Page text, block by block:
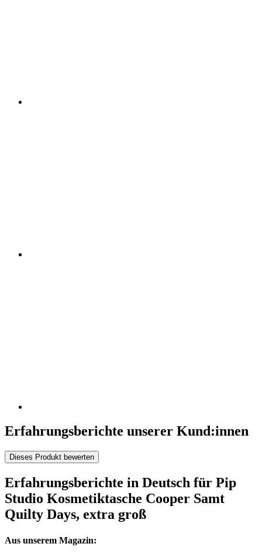
Erfahrungsberichte unserer Kund:innen
Dieses Produkt bewerten
Erfahrungsberichte in Deutsch für Pip
Studio Kosmetiktasche Cooper Samt
Quilty Days, extra groß
Aus unserem Magazin: